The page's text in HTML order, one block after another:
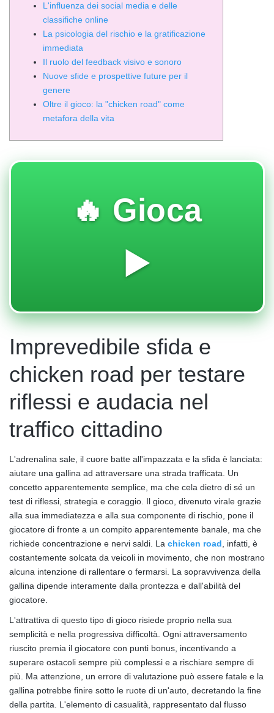
L'influenza dei social media e delle
classifiche online
La psicologia del rischio e la gratificazione
immediata
Il ruolo del feedback visivo e sonoro
Nuove sfide e prospettive future per il
genere
Oltre il gioco: la "chicken road" come
metafora della vita
🔥 Gioca
▶️
Imprevedibile sfida e
chicken road per testare
riflessi e audacia nel
traffico cittadino
L'adrenalina sale, il cuore batte all'impazzata e la sfida è lanciata:
aiutare una gallina ad attraversare una strada trafficata. Un
concetto apparentemente semplice, ma che cela dietro di sé un
test di riflessi, strategia e coraggio. Il gioco, divenuto virale grazie
alla sua immediatezza e alla sua componente di rischio, pone il
giocatore di fronte a un compito apparentemente banale, ma che
richiede concentrazione e nervi saldi. La chicken road , infatti, è
costantemente solcata da veicoli in movimento, che non mostrano
alcuna intenzione di rallentare o fermarsi. La sopravvivenza della
gallina dipende interamente dalla prontezza e dall'abilità del
giocatore.
L'attrattiva di questo tipo di gioco risiede proprio nella sua
semplicità e nella progressiva difficoltà. Ogni attraversamento
riuscito premia il giocatore con punti bonus, incentivando a
superare ostacoli sempre più complessi e a rischiare sempre di
più. Ma attenzione, un errore di valutazione può essere fatale e la
gallina potrebbe finire sotto le ruote di un'auto, decretando la fine
della partita. L'elemento di casualità, rappresentato dal flusso